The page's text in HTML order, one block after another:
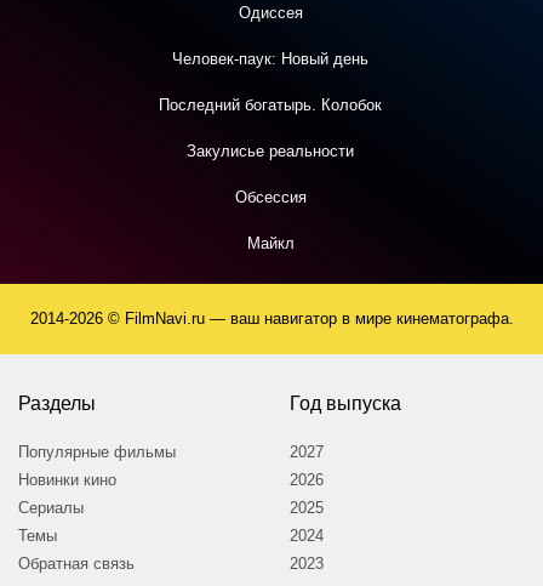
Одиссея
Человек-паук: Новый день
Последний богатырь. Колобок
Закулисье реальности
Обсессия
Майкл
2014-2026 © FilmNavi.ru — ваш навигатор в мире кинематографа.
Разделы
Популярные фильмы
Новинки кино
Сериалы
Темы
Обратная связь
Год выпуска
2027
2026
2025
2024
2023